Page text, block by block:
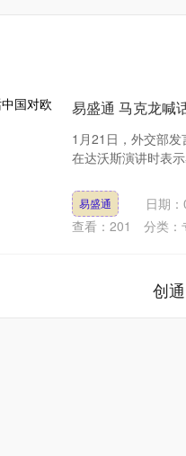
易盛通 马克龙喊
1月21日，外交部
在达沃斯演讲时表
易盛通 日期
查看： 201 分类：
创